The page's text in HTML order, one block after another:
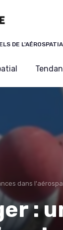
DE
dans
: